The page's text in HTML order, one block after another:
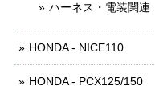
ハーネス・電装関連
HONDA - NICE110
HONDA - PCX125/150